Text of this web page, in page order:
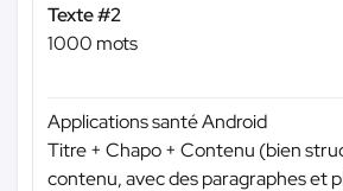
Texte #2
1000 mots
Applications santé Android
Titre + Chapo + Contenu (bien
contenu, avec des paragraphes et